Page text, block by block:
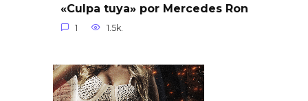
«Culpa tuya» por Mercedes Ron
1 1.5k.